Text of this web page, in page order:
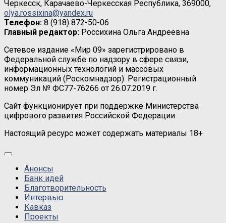
Черкесск, Карачаево-Черкесская Республика, 369000,
olya.rossixina@yandex.ru
Телефон: 8 (918) 872-50-06
Главный редактор: Россихина Ольга Андреевна
Сетевое издание «Мир 09» зарегистрировано в
Федеральной службе по надзору в сфере связи,
информационных технологий и массовых
коммуникаций (Роскомнадзор). Регистрационный
номер Эл № ФС77-76266 от 26.07.2019 г.
Сайт функционирует при поддержке Министерства
цифрового развития Российской Федерации
Настоящий ресурс может содержать материалы 18+
Анонсы
Банк идей
Благотворительность
Интервью
Кавказ
Проекты